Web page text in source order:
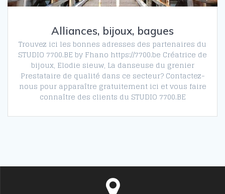
Alliances, bijoux, bagues
Trouvez ici les bonnes adresses des partenaires du
STUDIO 7700.BE by Fhano https://7700.be Créatrice de
bijoux, Elodie sieuw, La danseuse du grenier
Prestataire de qualité dans ce secteur? Contactez-
nous pour apparaître gratuitement ici et vous faire
connaître des clients du STUDIO 7700.BE